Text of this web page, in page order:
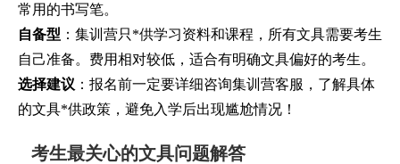
常用的书写笔。
自备型 ：集训营只*供学习资料和课程，所有文具需要考生
自己准备。费用相对较低，适合有明确文具偏好的考生。
选择建议 ：报名前一定要详细咨询集训营客服，了解具体
的文具*供政策，避免入学后出现尴尬情况！
考生最关心的文具问题解答